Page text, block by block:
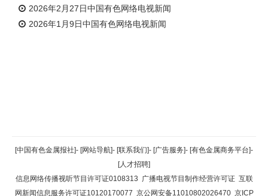
2026年2月27日中国有色网络电视新闻
2026年1月9日中国有色网络电视新闻
返回顶部
返回首页
[中国有色金属报社]- [网站导航]- [联系我们]- [广告服务]- [有色金属商务平台]-
[人才招聘]
信息网络传播视听节目许可证0108313 广播电视节目制作经营许可证 互联
网新闻信息服务许可证10120170077 京公网安备11010802026470 京ICP